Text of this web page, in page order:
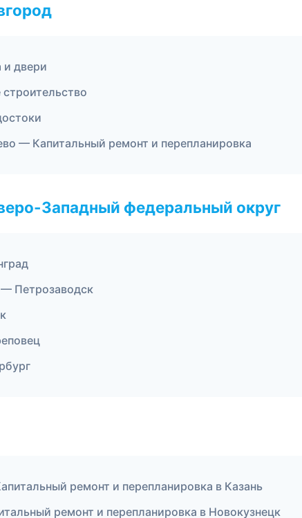
двери
— Капитальный ремонт и перепланировка
Западный федеральный округ
Петрозаводск
ремонт и перепланировка в Казань
ремонт и перепланировка в Новокузнецк